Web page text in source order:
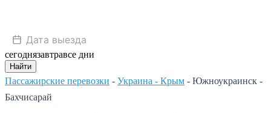
сегоднязавтравсе дни
Найти
Пассажирские перевозки - Украина - Крым - Южноукраинск -
Бахчисарай